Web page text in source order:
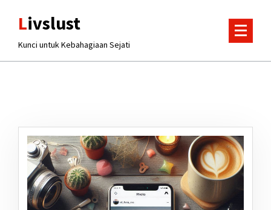
Livslust
Kunci untuk Kebahagiaan Sejati